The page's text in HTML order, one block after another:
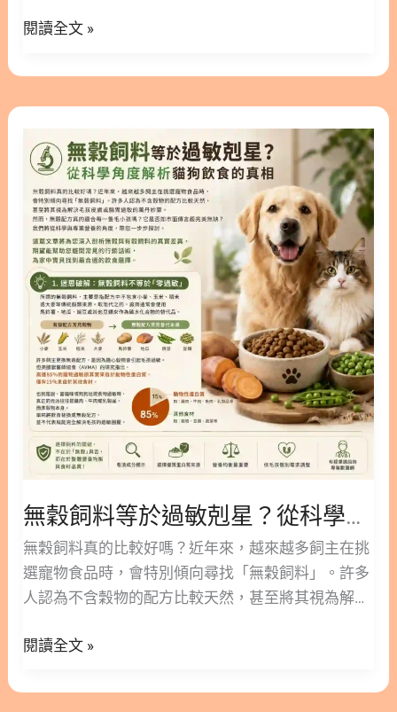
入，對維持牠們的生活品質有著極大的幫助。 這篇文
期，並探討各階段的照護重點。我們也會分享初期腎
貓的飲食調整技巧，幫助您在貓咪確診後，依然能與
牠們共度快樂的時光。只要掌握正確的照護觀念，就
能讓毛孩在面對疾病時少受點苦。 隱藏/顯示內容目
錄 內容目錄 : 顯示/隱藏 1. 什麼是貓腎衰竭？帶你認
識疾病成因 2. 貓急性腎衰竭與慢性腎臟病的差異 3.
如何察覺異常？不可忽視的貓腎衰竭症狀 4. 看懂血
檢報告：貓腎臟指數代表什麼？ 4.1. 貓腎指數降不下
來該怎麼辦？ 5. 貓咪初期腎衰竭怎麼吃？3大飲食調
整原則 5.1. 原則（1）│鼓勵多喝水，維持水分平衡
5.2. 原則（2）│選擇適當的優質蛋白質與低磷飲食
5.3 原則（3）│循序漸進轉食，維持貓咪良好食慾 6.
貓腎臟病壽命有多長？各階段的預後評估 7. 走向最
後的旅程：貓腎衰竭末期症狀與陪伴 7.1. 貓腎衰竭末
期壽命與生活品質評估 7.2. 貓腎衰竭臨終的安寧照護
指南 8. 為愛貓打造專屬的健康照護計畫 9. 關於貓腎
衰竭的5個常見問題 FAQ Q1：貓腎衰竭會好嗎？
Q2：發現貓腎指數降不下來該怎麼辦？ Q3：初期腎
貓一定要吃處方飼料嗎？ Q4：貓腎臟病壽命大約可
以維持多長？ Q5：如何陪伴貓咪度過貓腎衰竭臨終
階段？ 10. 貓腎衰竭懶人包 ○ 加入追蹤 林安安營養師
粉絲團，用營養蘊育健康！ 1. 什麼是貓腎衰竭？帶
持體內水分與電解質平衡，是貓咪體內非常重要的器
柔
案！
閱讀全文 »
無穀飼料等於過敏剋星？從科學角度解析貓狗飲食的真相
無穀飼料真的比較好嗎？近年來，越來越多飼主在挑
選寵物食品時，會特別傾向尋找「無穀飼料」。許多
人認為不含穀物的配方比較天然，甚至將其視為解決
的適合每一隻毛小孩嗎？它是否如市面傳言般完美無
這篇文章林安安營養師將為您深入剖析無穀與有穀飼
穀
飼
料
等
於
過
敏
星？
從
科
學
析
貓
狗
飲
的
相
閱讀全文 »